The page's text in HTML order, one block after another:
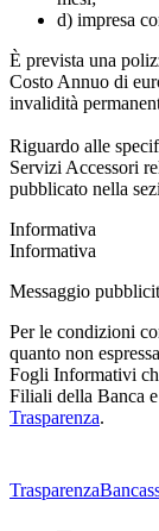
d) impresa
È prevista una
Costo Annuo di
invalidità
Riguardo alle
Servizi Accessori
pubblicato nella
Informativa
Informativa
Messaggio
Per le condizioni
quanto non
Fogli Informativi
Filiali della Banca
Trasparenza.
Trasparenza